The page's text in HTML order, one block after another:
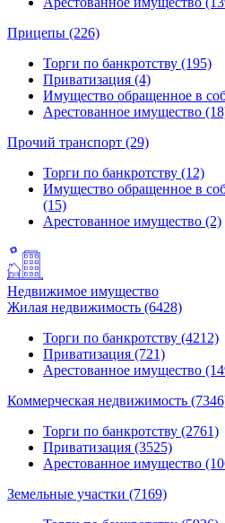
Прицепы (226)
Торги по банкротству (195)
Приватизация (4)
Имущество обращенное в
Арестованное имущество
Прочий транспорт (29)
Торги по банкротству (12)
Имущество обращенное в
(15)
Арестованное имущество (2)
Недвижимое имущество
Жилая недвижимость (6428)
Торги по банкротству (4212)
Приватизация (721)
Арестованное имущество
Коммерческая недвижимость
Торги по банкротству (2761)
Приватизация (3525)
Арестованное имущество
Земельные участки (7169)